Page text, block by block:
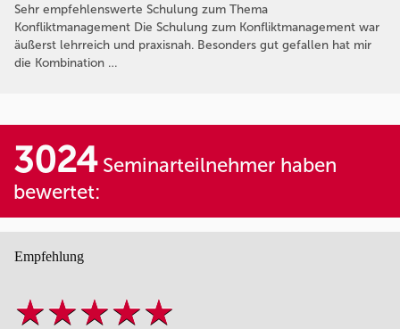
Sehr empfehlenswerte Schulung zum Thema
Konfliktmanagement Die Schulung zum Konfliktmanagement war
äußerst lehrreich und praxisnah. Besonders gut gefallen hat mir
die Kombination …
3024Seminarteilnehmer haben
bewertet:
Empfehlung